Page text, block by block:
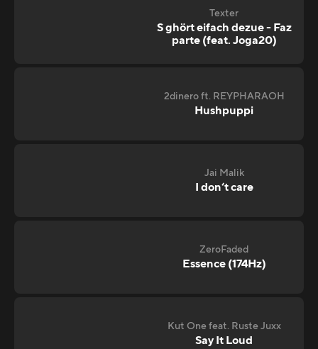
Texter
S ghört eifach dezue - Faz
parte (feat. Joga20)
2dinero ft. REYPHARAOH
Hushpuppi
Jai Malik
I don‘t care
ZeroFaded
Essence (174Hz)
Kut One feat. Ruste Juxx
Say It Loud